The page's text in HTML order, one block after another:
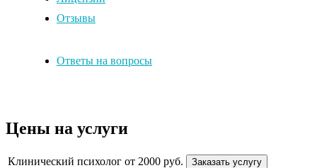
Отзывы
Ответы на вопросы
Цены на услуги
Клинический психолог от 2000 руб. Заказать услугу